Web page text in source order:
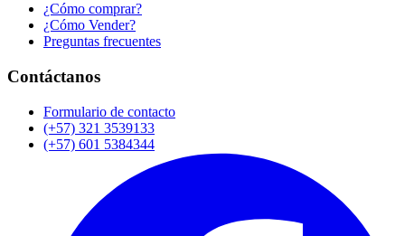
¿Cómo comprar?
¿Cómo Vender?
Preguntas frecuentes
Contáctanos
Formulario de contacto
(+57) 321 3539133
(+57) 601 5384344